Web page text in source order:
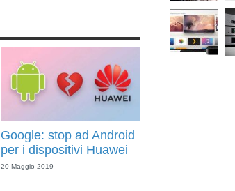
Google: stop ad Android
per i dispositivi Huawei
20 Maggio 2019